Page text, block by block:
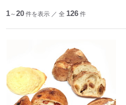
端岡駅
国分駅
栗林駅
木太町駅
屋島駅
片原町駅（高松）
瓦町駅
三条駅（高松）
伏石駅
太田駅（高松）
仏生山駅
1～20件を表示 ／ 全 126件